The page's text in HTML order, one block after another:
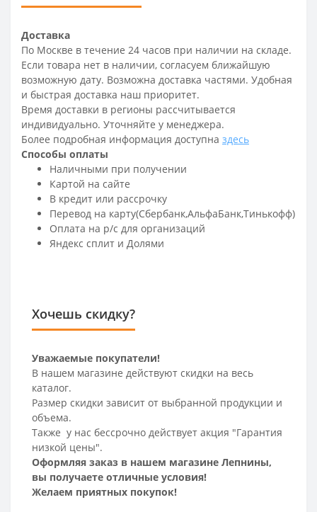
Доставка
По Москве в течение 24 часов при наличии на складе.
Если товара нет в наличии, согласуем ближайшую
возможную дату. Возможна доставка частями. Удобная
и быстрая доставка наш приоритет.
Время доставки в регионы рассчитывается
индивидуально. Уточняйте у менеджера.
Более подробная информация доступна здесь
Способы оплаты
Наличными при получении
Картой на сайте
В кредит или рассрочку
Перевод на карту(Сбербанк,АльфаБанк,Тинькофф)
Оплата на р/c для организаций
Яндекс сплит и Долями
Хочешь скидку?
Уважаемые покупатели!
В нашем магазине действуют скидки на весь
каталог.
Размер скидки зависит от выбранной продукции и
объема.
Также у нас бессрочно действует акция "Гарантия
низкой цены".
Оформляя заказ в нашем магазине Лепнины,
вы получаете отличные условия!
Желаем приятных покупок!